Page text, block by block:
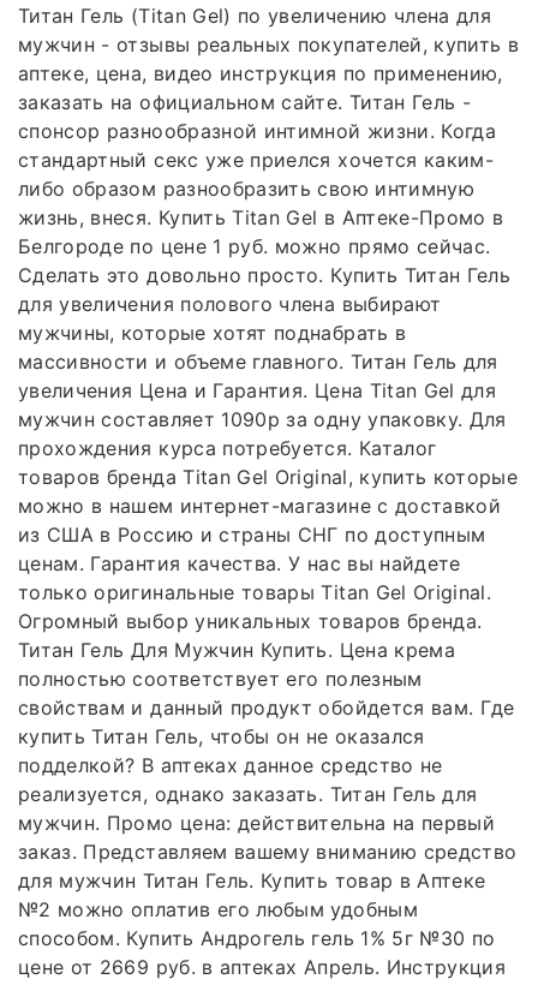
Титан Гель (Titan Gel) по увеличению члена для
мужчин - отзывы реальных покупателей, купить в
аптеке, цена, видео инструкция по применению,
заказать на официальном сайте. Титан Гель -
спонсор разнообразной интимной жизни. Когда
стандартный секс уже приелся хочется каким-
либо образом разнообразить свою интимную
жизнь, внеся. Купить Titan Gel в Аптеке-Промо в
Белгороде по цене 1 руб. можно прямо сейчас.
Сделать это довольно просто. Купить Титан Гель
для увеличения полового члена выбирают
мужчины, которые хотят поднабрать в
массивности и объеме главного. Титан Гель для
увеличения Цена и Гарантия. Цена Titan Gel для
мужчин составляет 1090р за одну упаковку. Для
прохождения курса потребуется. Каталог
товаров бренда Titan Gel Original, купить которые
можно в нашем интернет-магазине с доставкой
из США в Россию и страны СНГ по доступным
ценам. Гарантия качества. У нас вы найдете
только оригинальные товары Titan Gel Original.
Огромный выбор уникальных товаров бренда.
Титан Гель Для Мужчин Купить. Цена крема
полностью соответствует его полезным
свойствам и данный продукт обойдется вам. Где
купить Титан Гель, чтобы он не оказался
подделкой? В аптеках данное средство не
реализуется, однако заказать. Титан Гель для
мужчин. Промо цена: действительна на первый
заказ. Представляем вашему вниманию средство
для мужчин Титан Гель. Купить товар в Аптеке
№2 можно оплатив его любым удобным
способом. Купить Андрогель гель 1% 5г №30 по
цене от 2669 руб. в аптеках Апрель. Инструкция